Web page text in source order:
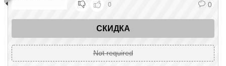
0
0
СКИДКА
Not required